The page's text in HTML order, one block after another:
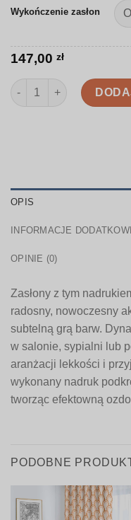
Wykończenie zasłon
147,00 zł
ilość Zasłona | Kolorowe
OPIS
INFORMACJE
OPINIE (0)
Zasłony z tym
radosny, nowoczesny
subtelną grą barw.
w salonie, sypialni lub
aranżacji lekkości i
wykonany nadruk
tworząc efektowną
PODOBNE